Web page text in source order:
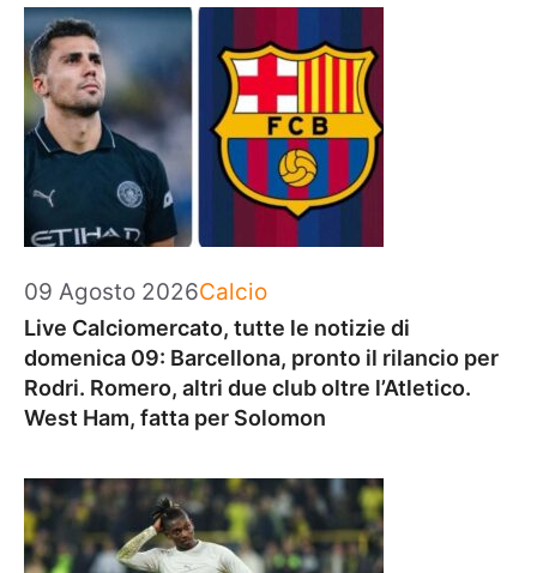
09 Agosto 2026Categorie
Calcio
Live Calciomercato, tutte le notizie di
domenica 09: Barcellona, pronto il rilancio per
Rodri. Romero, altri due club oltre l’Atletico.
West Ham, fatta per Solomon